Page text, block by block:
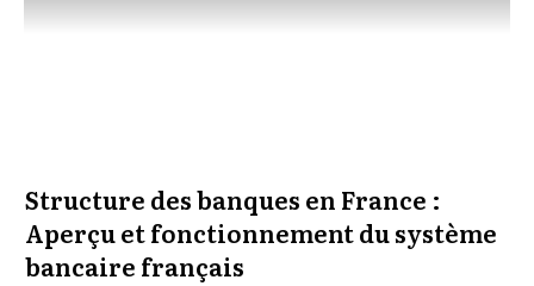
Structure des banques en France :
Aperçu et fonctionnement du système
bancaire français